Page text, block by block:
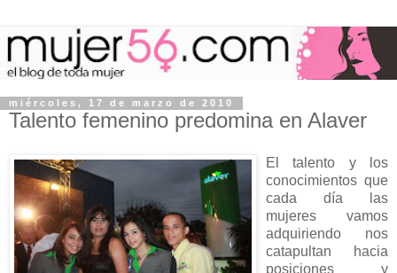
miércoles, 17 de marzo de 2010
Talento femenino predomina en Alaver
El talento y los
conocimientos que
cada día las
mujeres vamos
adquiriendo nos
catapultan hacia
posiciones y